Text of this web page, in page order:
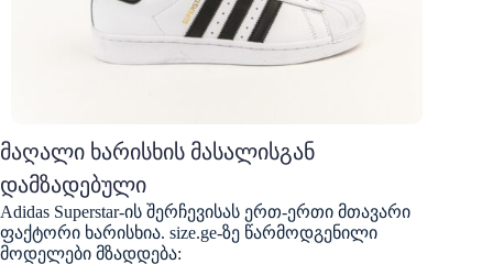
მაღალი ხარისხის მასალისგან
დამზადებული
Adidas Superstar-ის შერჩევისას ერთ-ერთი მთავარი
ფაქტორი ხარისხია. size.ge-ზე წარმოდგენილი
მოდელები მზადდება: